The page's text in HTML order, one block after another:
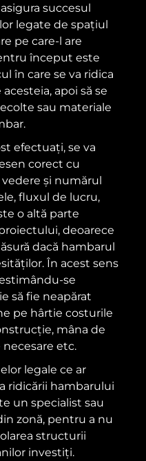
succesul
legate de spațiul
pe care-l are
început este
în care se va ridica
apoi să se
sau materiale
efectuați, se va
corect cu
și numărul
fluxul de lucru,
o altă parte
deoarece
dacă hambarul
În acest sens
se
să fie neapărat
pe hârtie costurile
mâna de
etc.
legale ce ar
ridicării hambarului
un specialist sau
zonă, pentru a nu
structurii
investiți.